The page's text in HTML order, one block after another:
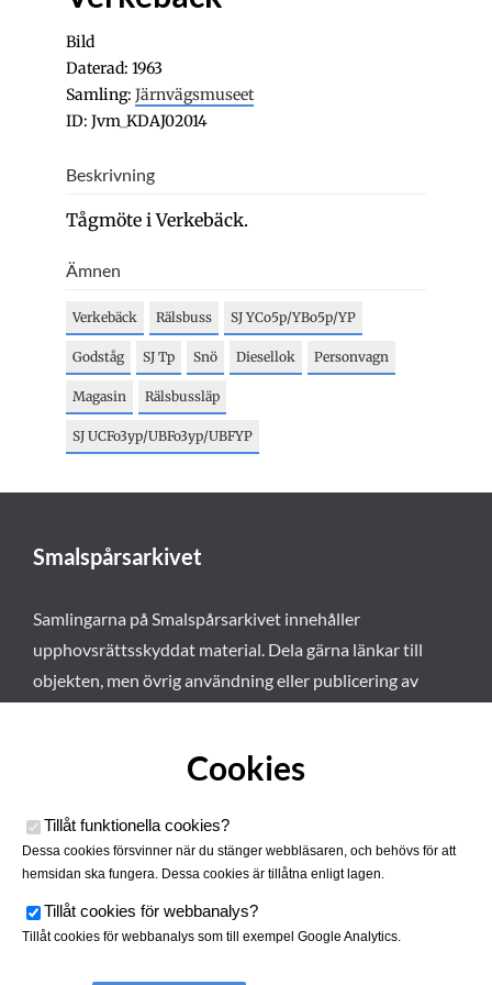
Bild
Daterad: 1963
Samling: Järnvägsmuseet
ID: Jvm_KDAJ02014
Beskrivning
Tågmöte i Verkebäck.
Ämnen
Verkebäck Rälsbuss SJ YCo5p/YBo5p/YP
Godståg SJ Tp Snö Diesellok Personvagn
Magasin Rälsbussläp
SJ UCFo3yp/UBFo3yp/UBFYP
Smalspårsarkivet
Samlingarna på Smalspårsarkivet innehåller
upphovsrättsskyddat material. Dela gärna länkar till
objekten, men övrig användning eller publicering av
Cookies
Tillåt funktionella cookies?
Dessa cookies försvinner när du stänger webbläsaren, och behövs för att
hemsidan ska fungera. Dessa cookies är tillåtna enligt lagen.
Tillåt cookies för webbanalys?
Tillåt cookies för webbanalys som till exempel Google Analytics.